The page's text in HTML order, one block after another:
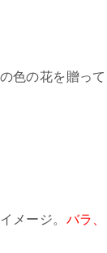
色の花を贈って
メージ。 バラ、